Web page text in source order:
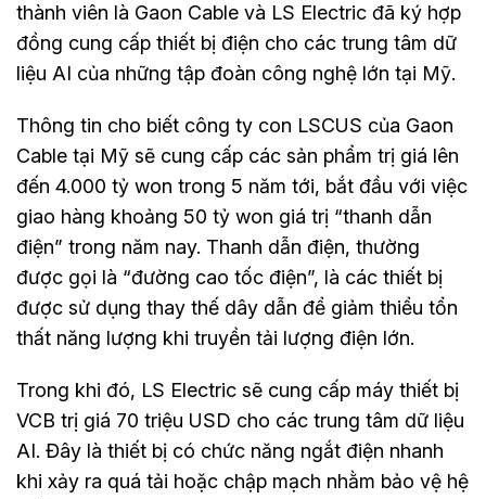
thành viên là Gaon Cable và LS Electric đã ký hợp
đồng cung cấp thiết bị điện cho các trung tâm dữ
liệu AI của những tập đoàn công nghệ lớn tại Mỹ.
Thông tin cho biết công ty con LSCUS của Gaon
Cable tại Mỹ sẽ cung cấp các sản phẩm trị giá lên
đến 4.000 tỷ won trong 5 năm tới, bắt đầu với việc
giao hàng khoảng 50 tỷ won giá trị “thanh dẫn
điện” trong năm nay. Thanh dẫn điện, thường
được gọi là “đường cao tốc điện”, là các thiết bị
được sử dụng thay thế dây dẫn để giảm thiểu tổn
thất năng lượng khi truyền tải lượng điện lớn.
Trong khi đó, LS Electric sẽ cung cấp máy thiết bị
VCB trị giá 70 triệu USD cho các trung tâm dữ liệu
AI. Đây là thiết bị có chức năng ngắt điện nhanh
khi xảy ra quá tải hoặc chập mạch nhằm bảo vệ hệ